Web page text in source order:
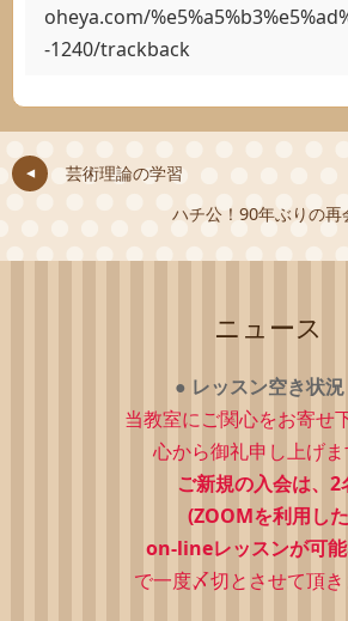
oheya.com/
-1240/trackback
芸術理論の学習
ハチ公！90年ぶりの再
ニュース
● レッスン空き状況
当教室にご関心をお寄せ
心から御礼申し上げま
ご新規の入会は、2
(ZOOMを利用した
on-lineレッスンが可
で一度〆切とさせて頂き